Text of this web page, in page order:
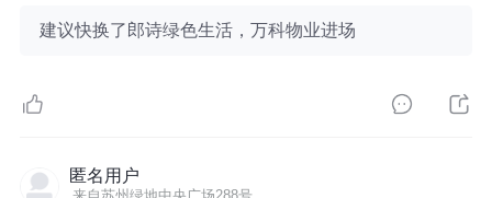
建议快换了郎诗绿色生活，万科物业进场
匿名用户
来自苏州绿地中央广场288号